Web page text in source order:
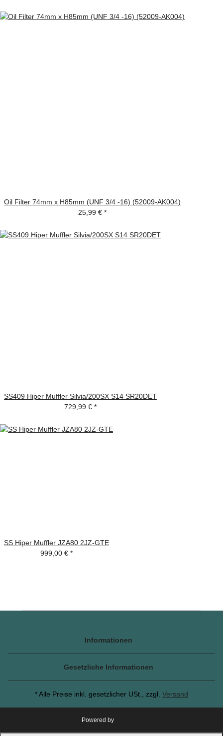
Oil Filter 74mm x H85mm (UNF 3/4 -16) (52009-AK004)
25,99 € *
SS409 Hiper Muffler Silvia/200SX S14 SR20DET
729,99 € *
SS Hiper Muffler JZA80 2JZ-GTE
999,00 € *
Informationen
Gesetzliche Informationen
* Alle Preise inkl. gesetzlicher USt., zzgl. Versand
Powered by